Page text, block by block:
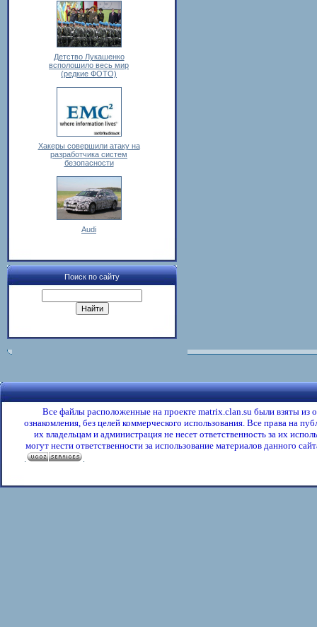
Детство Лукашенко
всполошило весь мир
(редкие ФОТО)
Хакеры совершили атаку на
разработчика систем
безопасности
Audi
Поиск по сайту
Все файлы расположенные на проекте matrix.clan.su были взяты из
ознакомления, без целей коммерческого использования. Все права на
их владельцам и администрация не несет ответственность за их
могут нести ответственности за использование материалов данного